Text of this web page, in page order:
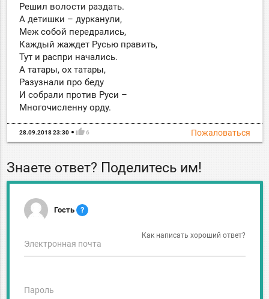
Решил волости раздать.
А детишки – дурканули,
Меж собой передрались,
Каждый жаждет Русью править,
Тут и распри начались.
А татары, ох татары,
Разузнали про беду
И собрали против Руси –
Многочисленну орду.
Пожаловаться
28.09.2018 23:30 thumb_up 6
Знаете ответ? Поделитесь им!
Гость ?
Как написать хороший ответ?
Электронная почта
Пароль